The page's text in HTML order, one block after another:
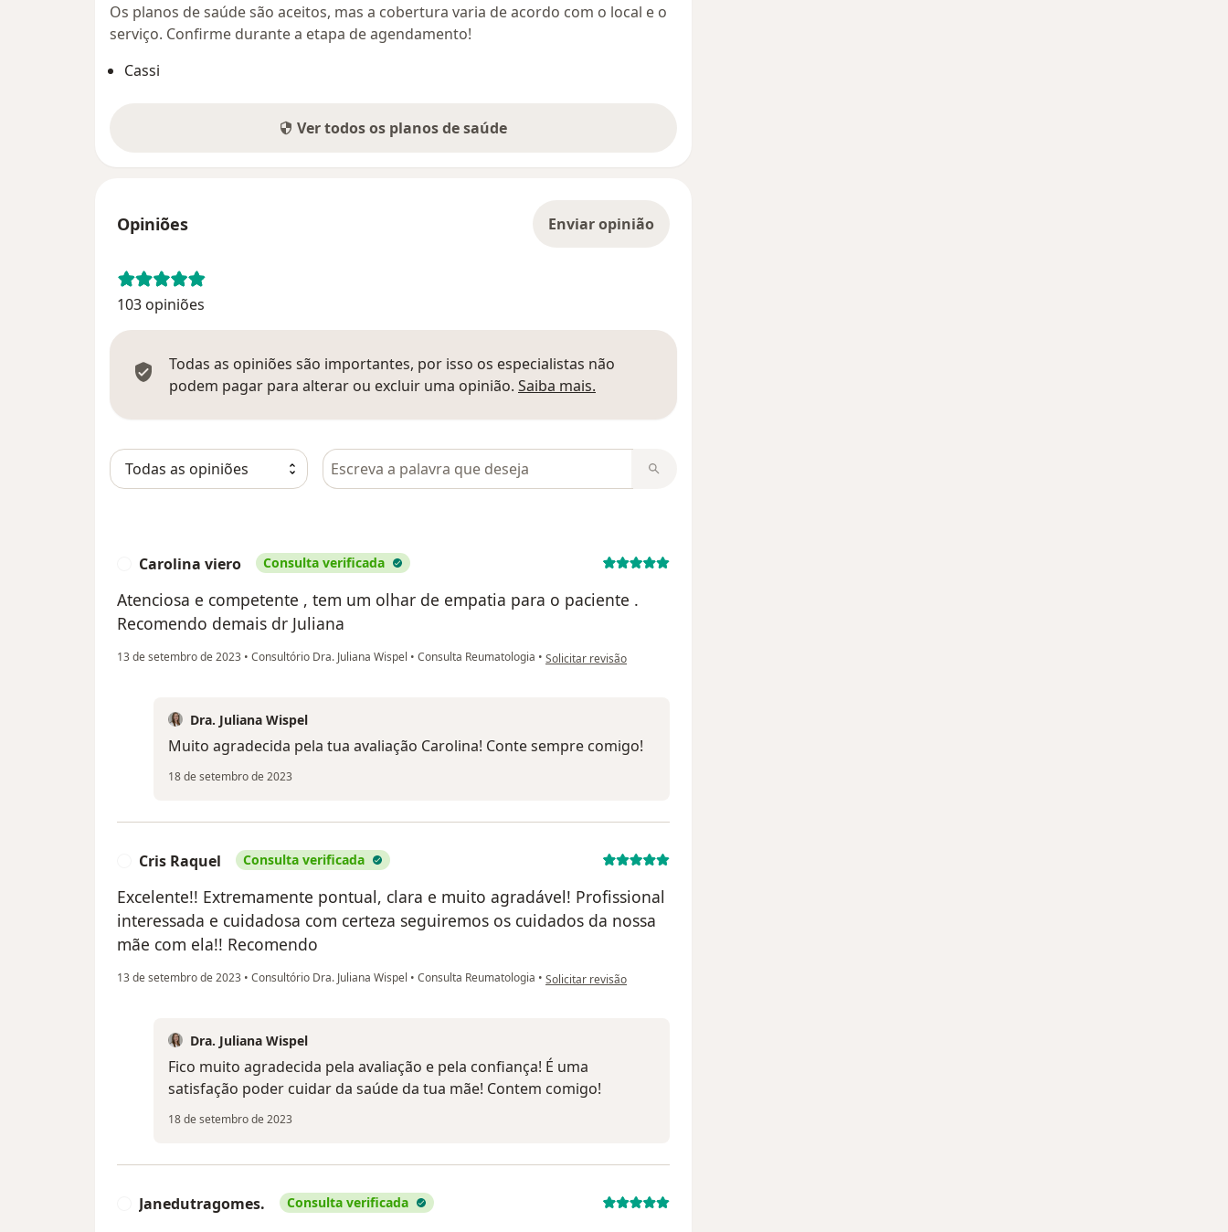
Os planos de saúde são aceitos, mas a cobertura varia de acordo com o local e o
serviço. Confirme durante a etapa de agendamento!
Cassi
Ver todos os planos de saúde
Opiniões Enviar opinião
103 opiniões
Todas as opiniões são importantes, por isso os especialistas não
podem pagar para alterar ou excluir uma opinião. Saiba mais.
Pesquisar em opiniões
Carolina viero Consulta verificada
Atenciosa e competente , tem um olhar de empatia para o paciente .
Recomendo demais dr Juliana
13 de setembro de 2023 • Consultório Dra. Juliana Wispel • Consulta Reumatologia • na opinião do utilizador Carolina viero
Solicitar revisão
Dra. Juliana Wispel
Muito agradecida pela tua avaliação Carolina! Conte sempre comigo!
18 de setembro de 2023
Cris Raquel Consulta verificada
Excelente!! Extremamente pontual, clara e muito agradável! Profissional
interessada e cuidadosa com certeza seguiremos os cuidados da nossa
mãe com ela!! Recomendo
13 de setembro de 2023 • Consultório Dra. Juliana Wispel • Consulta Reumatologia • na opinião do utilizador Cris Raquel
Solicitar revisão
Dra. Juliana Wispel
Fico muito agradecida pela avaliação e pela confiança! É uma
satisfação poder cuidar da saúde da tua mãe! Contem comigo!
18 de setembro de 2023
Janedutragomes. Consulta verificada